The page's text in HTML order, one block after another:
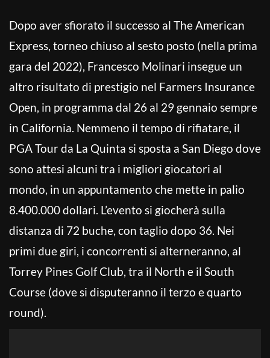
Dopo aver sfiorato il successo al The American
Express, torneo chiuso al sesto posto (nella prima
gara del 2022), Francesco Molinari insegue un
altro risultato di prestigio nel Farmers Insurance
Open, in programma dal 26 al 29 gennaio sempre
in California. Nemmeno il tempo di rifiatare, il
PGA Tour da La Quinta si sposta a San Diego dove
sono attesi alcuni tra i migliori giocatori al
mondo, in un appuntamento che mette in palio
8.400.000 dollari. L’evento si giocherà sulla
distanza di 72 buche, con taglio dopo 36. Nei
primi due giri, i concorrenti si alterneranno, al
Torrey Pines Golf Club, tra il North e il South
Course (dove si disputeranno il terzo e quarto
round).